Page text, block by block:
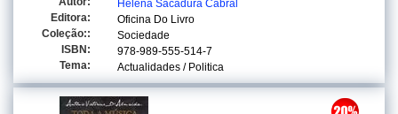
Helena Sacadura Cabral
Editora:
Oficina Do Livro
Coleção::
Sociedade
ISBN:
978-989-555-514-7
Tema:
Actualidades / Politica